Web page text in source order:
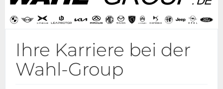
Ihre Karriere bei der
Wahl-Group